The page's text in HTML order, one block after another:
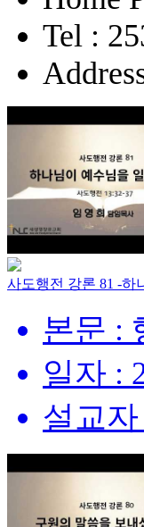
Tel :
사도행전 강론 81 -하
본문 :
일자 :
설교